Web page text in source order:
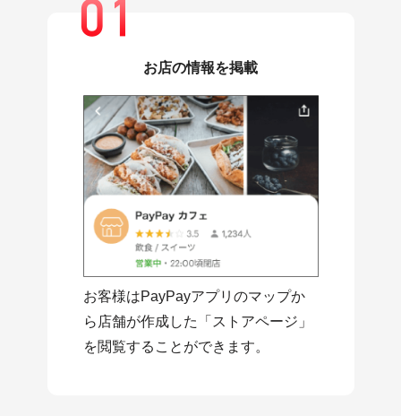
お店の情報を掲載
お客様はPayPayアプリのマップか
ら店舗が作成した「ストアページ」
を閲覧することができます。